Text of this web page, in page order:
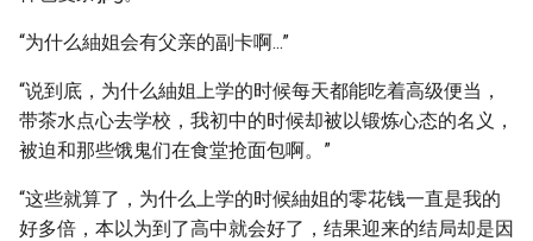
“为什么紬姐会有父亲的副卡啊...”
“说到底，为什么紬姐上学的时候每天都能吃着高级便当，
带茶水点心去学校，我初中的时候却被以锻炼心态的名义，
被迫和那些饿鬼们在食堂抢面包啊。”
“这些就算了，为什么上学的时候紬姐的零花钱一直是我的
好多倍，本以为到了高中就会好了，结果迎来的结局却是因